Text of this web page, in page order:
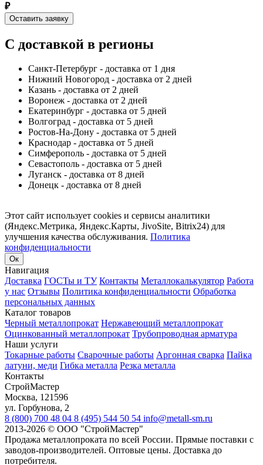
₽
Оставить заявку
С доставкой в регионы
Санкт-Петербург - доставка от 1 дня
Нижний Новогород - доставка от 2 дней
Казань - доставка от 2 дней
Воронеж - доставка от 2 дней
Екатеринбург - доставка от 5 дней
Волгоград - доставка от 5 дней
Ростов-На-Дону - доставка от 5 дней
Краснодар - доставка от 5 дней
Симферополь - доставка от 5 дней
Севастополь - доставка от 5 дней
Луганск - доставка от 8 дней
Донецк - доставка от 8 дней
Этот сайт использует cookies и сервисы аналитики
(Яндекс.Метрика, Яндекс.Карты, JivoSite, Bitrix24) для
улучшения качества обслуживания. Политика
конфиденциальности
Ок
Навигация
Доставка ГОСТы и ТУ Контакты Металлокалькулятор Работа
у нас Отзывы Политика конфиденциальности Обработка
персональных данных
Каталог товаров
Черный металлопрокат Нержавеющий металлопрокат
Оцинкованный металлопрокат Трубопроводная арматура
Наши услуги
Токарные работы Сварочные работы Аргонная сварка Пайка
латуни, меди Гибка металла Резка металла
Контакты
СтройМастер
Москва, 121596
ул. Горбунова, 2
8 (800) 700 48 04 8 (495) 544 50 54 info@metall-sm.ru
2013-2026 © ООО "СтройМастер"
Продажа металлопроката по всей России. Прямые поставки с
заводов-производителей. Оптовые цены. Доставка до
потребителя.